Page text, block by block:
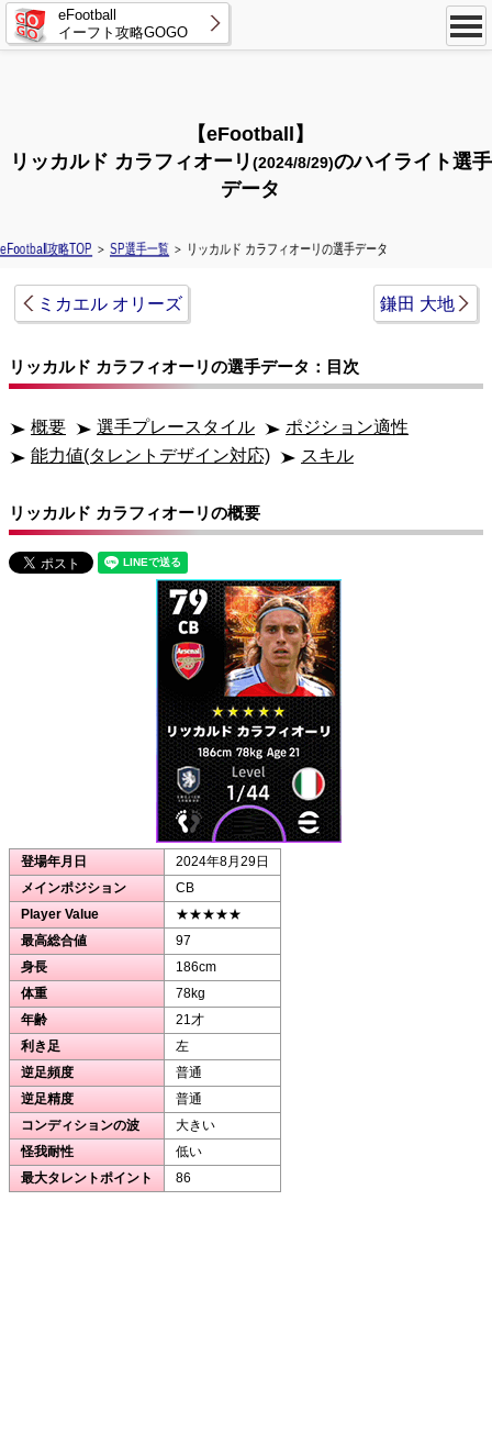
eFootball
イーフト攻略GOGO
【eFootball】
リッカルド カラフィオーリ (2024/8/29)のハイライト選手
データ
eFootball攻略TOP ＞ SP選手一覧 ＞ リッカルド カラフィオーリの選手データ
ミカエル オリーズ 鎌田 大地
リッカルド カラフィオーリの選手データ：目次
概要 選手プレースタイル
ポジション適性
能力値(タレントデザイン対応)
スキル
リッカルド カラフィオーリの概要
登場年月日
2024年8月29日
メインポジション
CB
Player Value
★★★★★
最高総合値
97
身長
186cm
体重
78kg
年齢
21才
利き足
左
逆足頻度
普通
逆足精度
普通
コンディションの波
大きい
怪我耐性
低い
最大タレントポイント
86